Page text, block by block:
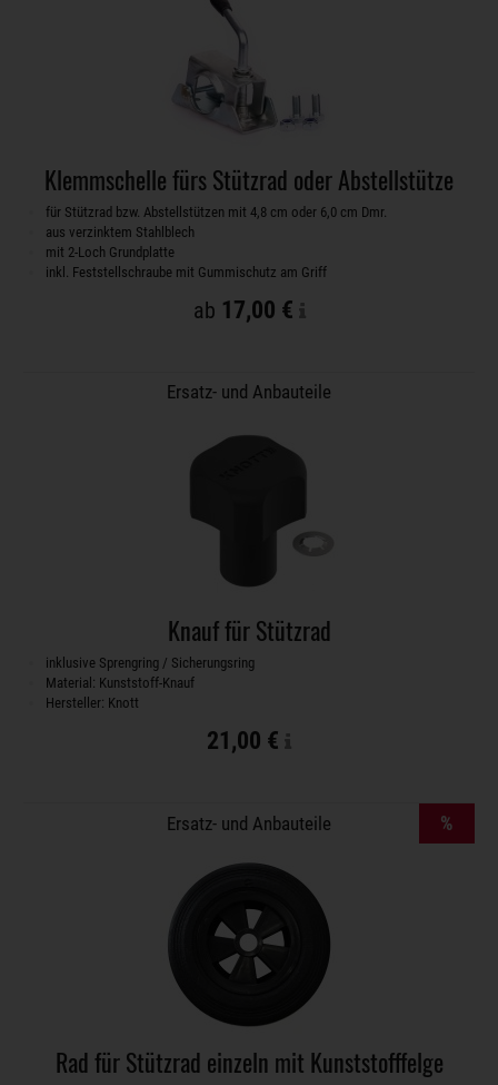
Klemmschelle fürs Stützrad oder Abstellstütze
für Stützrad bzw. Abstellstützen mit 4,8 cm oder 6,0 cm Dmr.
aus verzinktem Stahlblech
mit 2-Loch Grundplatte
inkl. Feststellschraube mit Gummischutz am Griff
ab 17,00 €
Ersatz- und Anbauteile
Knauf für Stützrad
inklusive Sprengring / Sicherungsring
Material: Kunststoff-Knauf
Hersteller: Knott
21,00 €
Ersatz- und Anbauteile %
Rad für Stützrad einzeln mit Kunststofffelge